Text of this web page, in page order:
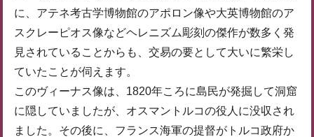
に、アテネ考古学博物館のアポロン像や大英博物館のア
スクレーピオス像などヘレニズム彫刻の傑作が数多く発
見されていることからも、交易の要として大いに繁栄し
ていたことが伺えます。
このヴィーナス像は、1820年ころに島民が発掘して洞窟
に隠していましたが、オスマントルコの役人に没収され
ました。その後に、フランス海軍の提督がトルコ政府か